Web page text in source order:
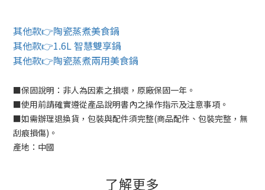
其他款👉陶瓷蒸煮美食鍋
其他款👉1.6L 智慧雙享鍋
其他款👉陶瓷蒸煮兩用美食鍋
■保固說明：非人為因素之損壞，原廠保固一年。
■使用前請確實遵從產品說明書內之操作指示及注意事項。
■如需辦理退換貨，包裝與配件須完整(商品配件、包裝完整，無
刮痕損傷) 。
產地：中國
了解更多